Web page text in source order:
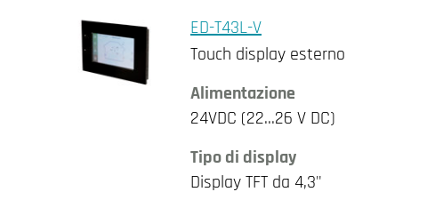
ED-T43L-V
Touch display esterno
Alimentazione
24VDC (22...26 V DC)
Tipo di display
Display TFT da 4,3"